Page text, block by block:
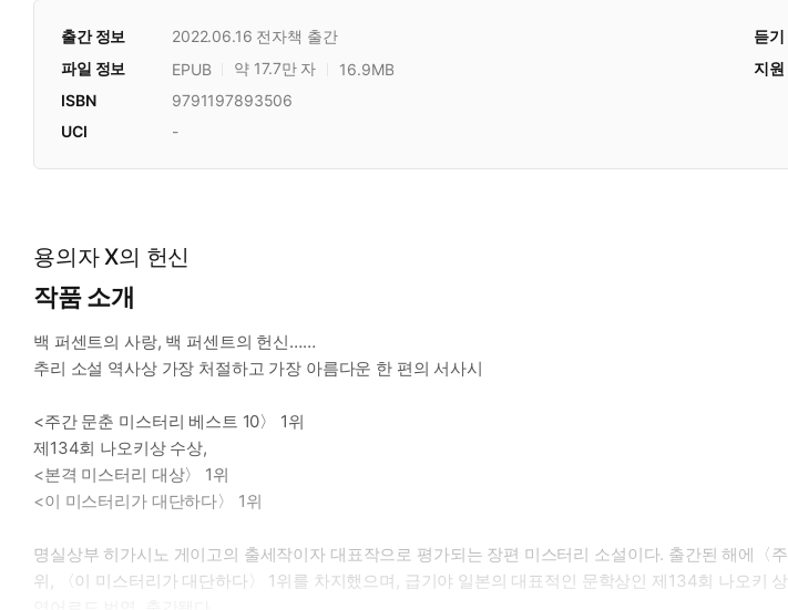
출간 정보 2022.06.16 전자책 출간 듣기
파일 정보
EPUB 약 17.7만 자 16.9MB 지원
ISBN
9791197893506
UCI
-
용의자 X의 헌신
작품 소개
백 퍼센트의 사랑, 백 퍼센트의 헌신……
추리 소설 역사상 가장 처절하고 가장 아름다운 한 편의 서사시
<주간 문춘 미스터리 베스트 10〉 1위
제134회 나오키상 수상,
<본격 미스터리 대상〉 1위
<이 미스터리가 대단하다〉 1위
명실상부 히가시노 게이고의 출세작이자 대표작으로 평가되는 장편 미스터리 소설이다. 출간된 해에
위, 〈이 미스터리가 대단하다〉 1위를 차지했으며, 급기야 일본의 대표적인 문학상인 제134회 나오키